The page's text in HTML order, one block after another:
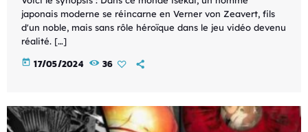
japonais moderne se réincarne en Verner von Zeavert, fils
d'un noble, mais sans rôle héroïque dans le jeu vidéo devenu
réalité. […]
today 17/05/2024 36